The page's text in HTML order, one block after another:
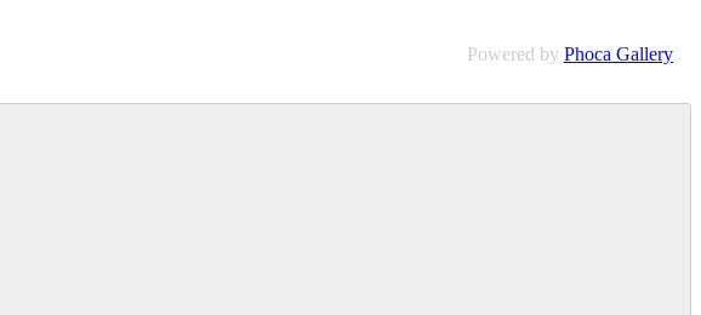
Powered by Phoca Gallery